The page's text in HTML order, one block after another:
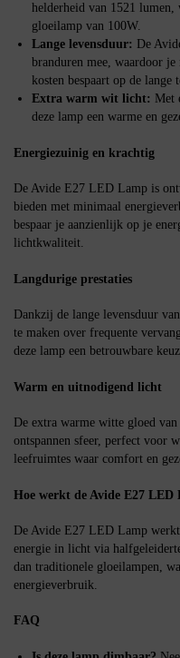
helderheid van 1521 lumen,
gloeilamp van 100W.
Lange levensduur: De
branduren mee, waardoor
kosten bespaart op de lange
Extra warm wit licht: Met
deze lamp een warme en
Energiezuinig en krachtig
De Avide E27 LED Lamp is
bieden met minimaal
bespaar je aanzienlijk op je
lichtkwaliteit.
Langdurige prestaties
Dankzij de lange levensduur
te maken over frequente
deze lamp een betrouwbare
Warm en uitnodigend licht
De extra warme witte gloed
ontspannen sfeer, perfect voor
leefruimtes waar comfort en
Hoe werkt de Avide E27 LED
De Avide E27 LED Lamp
energie in licht via
dan traditionele gloeilampen,
energieverbruik.
FAQ